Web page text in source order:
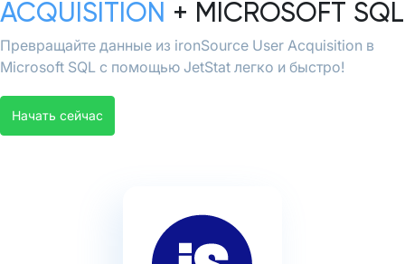
ACQUISITION + MICROSOFT SQL
Превращайте данные из ironSource User Acquisition в
Microsoft SQL с помощью JetStat легко и быстро!
Начать сейчас